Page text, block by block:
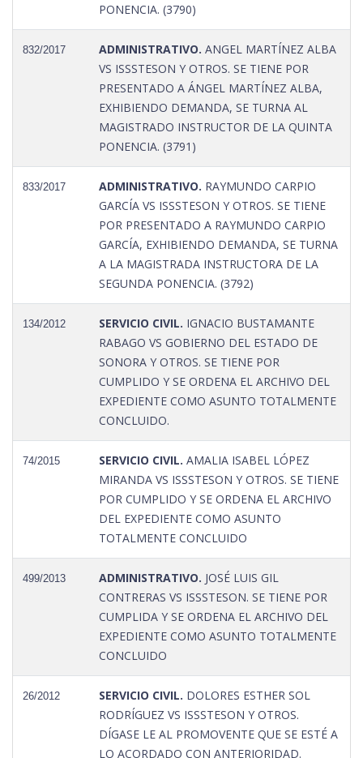
PONENCIA. (3790)
832/2017 ADMINISTRATIVO. ANGEL MARTÍNEZ ALBA
VS ISSSTESON Y OTROS. SE TIENE POR
PRESENTADO A ÁNGEL MARTÍNEZ ALBA,
EXHIBIENDO DEMANDA, SE TURNA AL
MAGISTRADO INSTRUCTOR DE LA QUINTA
PONENCIA. (3791)
833/2017 ADMINISTRATIVO. RAYMUNDO CARPIO
GARCÍA VS ISSSTESON Y OTROS. SE TIENE
POR PRESENTADO A RAYMUNDO CARPIO
GARCÍA, EXHIBIENDO DEMANDA, SE TURNA
A LA MAGISTRADA INSTRUCTORA DE LA
SEGUNDA PONENCIA. (3792)
134/2012 SERVICIO CIVIL. IGNACIO BUSTAMANTE
RABAGO VS GOBIERNO DEL ESTADO DE
SONORA Y OTROS. SE TIENE POR
CUMPLIDO Y SE ORDENA EL ARCHIVO DEL
EXPEDIENTE COMO ASUNTO TOTALMENTE
CONCLUIDO.
74/2015 SERVICIO CIVIL. AMALIA ISABEL LÓPEZ
MIRANDA VS ISSSTESON Y OTROS. SE TIENE
POR CUMPLIDO Y SE ORDENA EL ARCHIVO
DEL EXPEDIENTE COMO ASUNTO
TOTALMENTE CONCLUIDO
499/2013 ADMINISTRATIVO. JOSÉ LUIS GIL
CONTRERAS VS ISSSTESON. SE TIENE POR
CUMPLIDA Y SE ORDENA EL ARCHIVO DEL
EXPEDIENTE COMO ASUNTO TOTALMENTE
CONCLUIDO
26/2012 SERVICIO CIVIL. DOLORES ESTHER SOL
RODRÍGUEZ VS ISSSTESON Y OTROS.
DÍGASE LE AL PROMOVENTE QUE SE ESTÉ A
LO ACORDADO CON ANTERIORIDAD.